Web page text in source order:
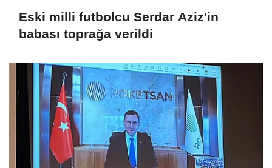
Eski milli futbolcu Serdar Aziz'in
babası toprağa verildi